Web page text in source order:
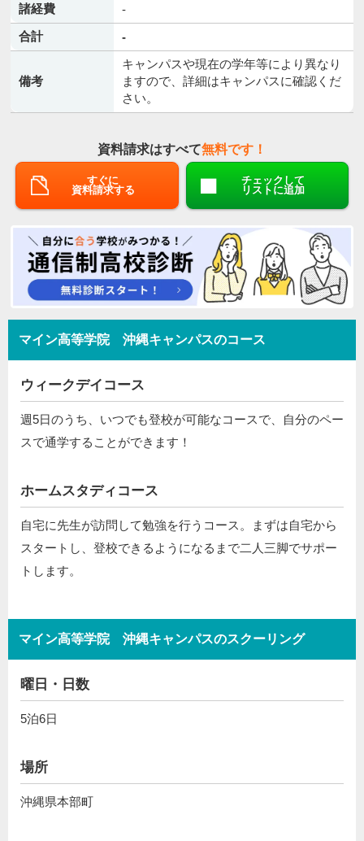
諸経費
-
合計
-
備考
キャンパスや現在の学年等により異なり
ますので、詳細はキャンパスに確認くだ
さい。
資料請求はすべて無料です！
すぐに
資料請求する
チェックして
リストに追加
マイン高等学院 沖縄キャンパスのコース
ウィークデイコース
週5日のうち、いつでも登校が可能なコースで、自分のペー
スで通学することができます！
ホームスタディコース
自宅に先生が訪問して勉強を行うコース。まずは自宅から
スタートし、登校できるようになるまで二人三脚でサポー
トします。
マイン高等学院 沖縄キャンパスのスクーリング
曜日・日数
5泊6日
場所
沖縄県本部町